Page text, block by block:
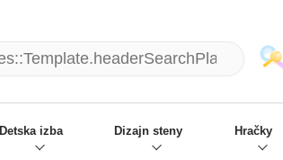
Detska izba Dizajn steny Hračky